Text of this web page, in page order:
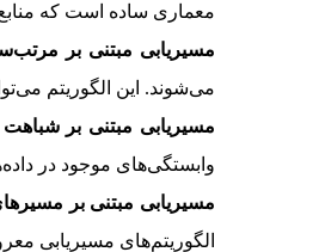
معماری ساده است که منابع
مسیریابی مبتنی بر
می‌شوند. این الگوریتم
مسیریابی مبتنی بر
وابستگی‌های موجود در
مسیریابی مبتنی بر
الگوریتم‌های مسیریابی